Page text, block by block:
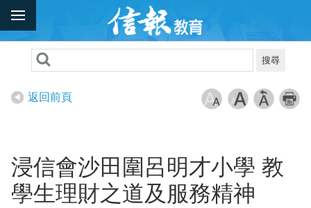
搜尋
返回前頁
浸信會沙田圍呂明才小學 教
學生理財之道及服務精神